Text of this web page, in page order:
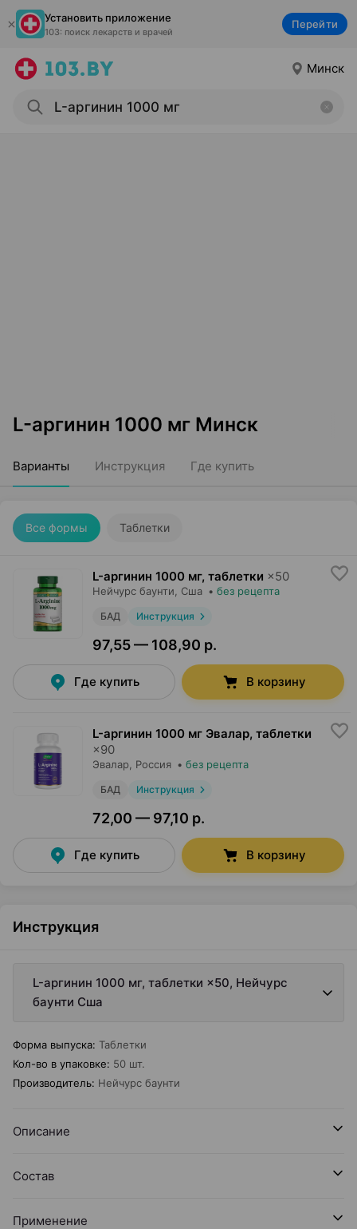
Установить приложение
103: поиск лекарств и врачей
Перейти
Минск
L-аргинин 1000 мг Минск
Варианты Инструкция Где купить
Все формы Таблетки
L-аргинин 1000 мг, таблетки ×50
Нейчурс баунти , Сша • без рецепта
БАД Инструкция
97,55 — 108,90 р.
Где купить В корзину
L-аргинин 1000 мг Эвалар, таблетки
×90
Эвалар , Россия • без рецепта
БАД Инструкция
72,00 — 97,10 р.
Где купить В корзину
Инструкция
L-аргинин 1000 мг, таблетки ×50, Нейчурс
баунти Сша
Форма выпуска: Таблетки
Кол-во в упаковке: 50 шт.
Производитель: Нейчурс баунти
Описание
Состав
Применение